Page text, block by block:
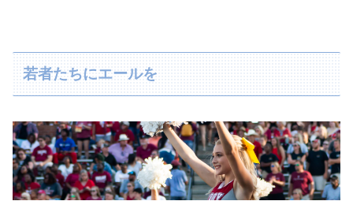
若者たちにエールを